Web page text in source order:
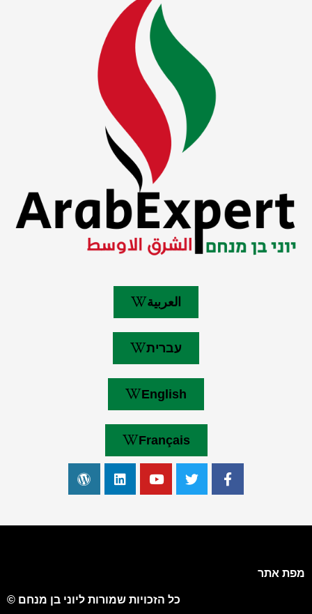
العربية
עברית
English
Français
מפת אתר
כל הזכויות שמורות ליוני בן מנחם ©